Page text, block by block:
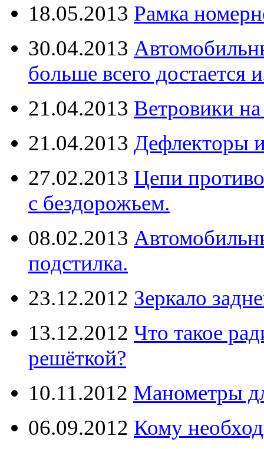
18.05.2013 Рамка
30.04.2013
больше всего достается
21.04.2013 Ветровики
21.04.2013 Дефлекторы
27.02.2013 Цепи
с бездорожьем.
08.02.2013
подстилка.
23.12.2012 Зеркало
13.12.2012 Что такое
решёткой?
10.11.2012 Манометры
06.09.2012 Кому